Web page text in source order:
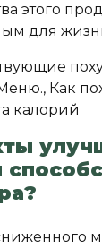
этого
для